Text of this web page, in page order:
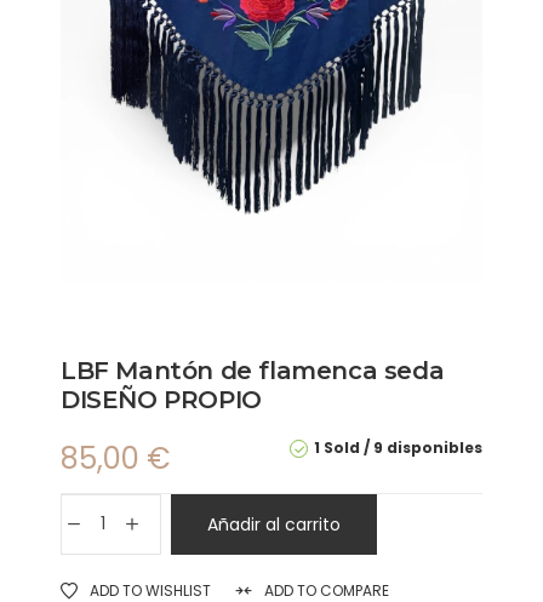
LBF Mantón de flamenca seda
DISEÑO PROPIO
1 Sold 9 disponibles
85,00 €
Añadir al carrito
ADD TO WISHLIST ADD TO COMPARE